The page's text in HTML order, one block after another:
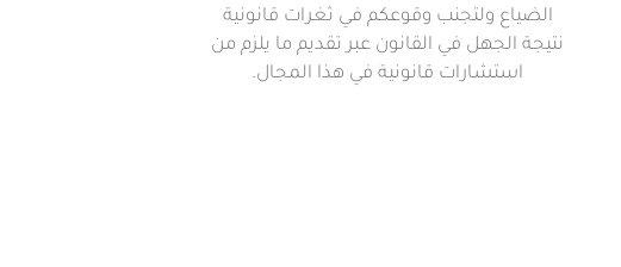
الضياع ولتجنب وقوعكم في ثغرات قانونية
نتيجة الجهل في القانون عبر تقديم ما يلزم من
استشارات قانونية في هذا المجال.